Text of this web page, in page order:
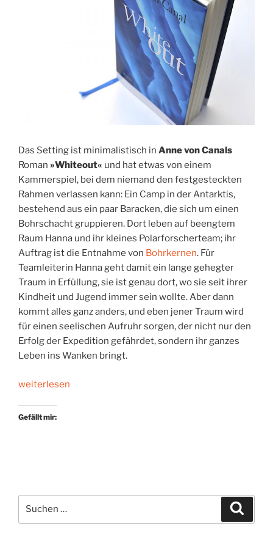
Das Setting ist minimalistisch in Anne von Canals
Roman »Whiteout« und hat etwas von einem
Kammerspiel, bei dem niemand den festgesteckten
Rahmen verlassen kann: Ein Camp in der Antarktis,
bestehend aus ein paar Baracken, die sich um einen
Bohrschacht gruppieren. Dort leben auf beengtem
Raum Hanna und ihr kleines Polarforscherteam; ihr
Auftrag ist die Entnahme von Bohrkernen. Für
Teamleiterin Hanna geht damit ein lange gehegter
Traum in Erfüllung, sie ist genau dort, wo sie seit ihrer
Kindheit und Jugend immer sein wollte. Aber dann
kommt alles ganz anders, und eben jener Traum wird
für einen seelischen Aufruhr sorgen, der nicht nur den
Erfolg der Expedition gefährdet, sondern ihr ganzes
Leben ins Wanken bringt.
„Eisiges
weiterlesen
Gefällt mir:
nach: